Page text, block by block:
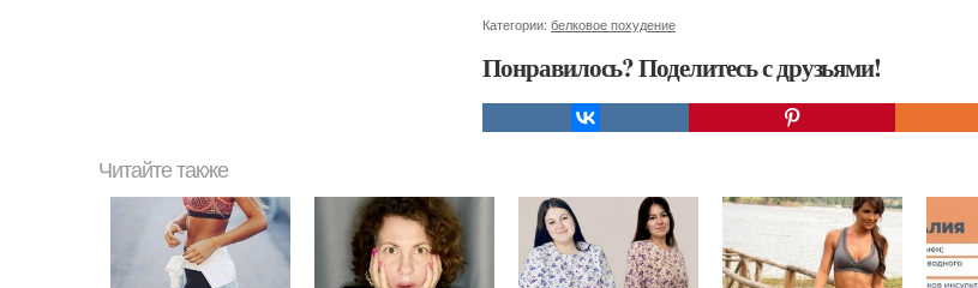
Категории: белковое похудение
Понравилось? Поделитесь с друзьями!
Читайте также